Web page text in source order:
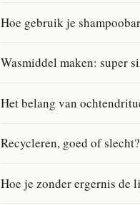
Hoe gebruik je
Wasmiddel maken: super
Het belang van
Recycleren, goed of slecht?
Hoe je zonder ergernis de